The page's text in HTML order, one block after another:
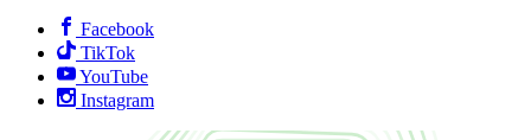
Facebook
TikTok
YouTube
Instagram